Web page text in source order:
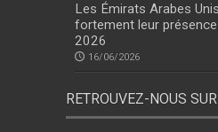
Les Émirats Arabes
fortement leur
2026
16/06/2026
RETROUVEZ-NOUS